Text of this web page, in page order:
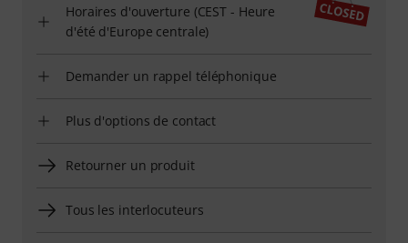
Horaires d'ouverture (CEST - Heure
d'été d'Europe centrale)
Demander un rappel téléphonique
Plus d'options de contact
Retourner un produit
Tous les interlocuteurs